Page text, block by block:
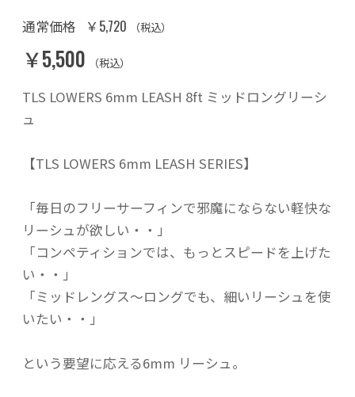
通常価格 ￥5,720 （税込）
￥5,500 （税込）
TLS LOWERS 6mm LEASH 8ft ミッドロングリーシ
ュ
【TLS LOWERS 6mm LEASH SERIES】
「毎日のフリーサーフィンで邪魔にならない軽快な
リーシュが欲しい・・」
「コンペティションでは、もっとスピードを上げた
い・・」
「ミッドレングス～ロングでも、細いリーシュを使
いたい・・」
という要望に応える6mm リーシュ。